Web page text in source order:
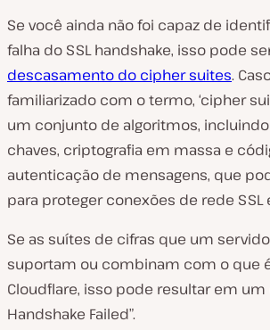
Se você ainda não foi capaz de
falha do SSL handshake, isso pode
descasamento do cipher suites.
familiarizado com o termo, ‘cipher
um conjunto de algoritmos,
chaves, criptografia em massa e
autenticação de mensagens, que
para proteger conexões de rede SSL
Se as suítes de cifras que um
suportam ou combinam com o que
Cloudflare, isso pode resultar em um
Handshake Failed”.